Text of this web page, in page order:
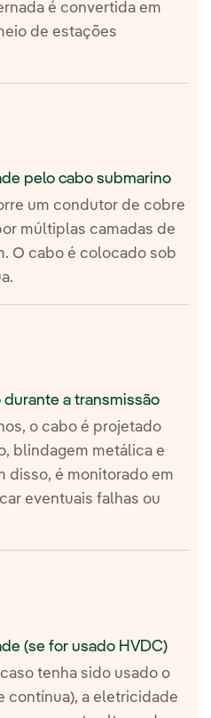
é convertida em
de estações
pelo cabo submarino
um condutor de cobre
múltiplas camadas de
O cabo é colocado sob
durante a transmissão
o cabo é projetado
blindagem metálica e
disso, é monitorado em
eventuais falhas ou
(se for usado HVDC)
tenha sido usado o
contínua), a eletricidade